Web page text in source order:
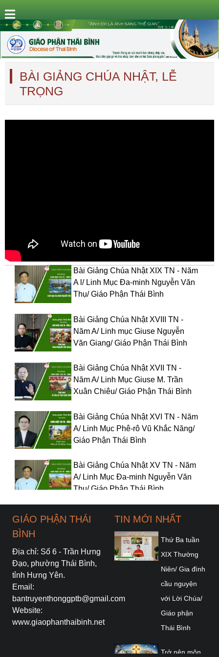
BÀI GIẢNG CHÚA NHẬT, LỄ
TRỌNG
Bài Giảng Chúa Nhật XIX TN - Năm
A l/ Linh Mục Đa-minh Nguyễn Văn
Thụ/ Giáo Phận Thái Bình
Bài Giảng Chúa Nhật XVIII TN -
Năm A/ Linh mục Giuse Nguyễn
Văn Giang/ Giáo Phận Thái Bình
Bài Giảng Chúa Nhật XVII TN -
Năm A/ Linh Mục Giuse M. Trần
Xuân Chiêu/ Giáo Phận Thái Bình
Bài Giảng Chúa Nhật XVI TN - Năm
A/ Linh Mục Phê-rô Vũ Khắc Năng/
Giáo Phận Thái Bình
Bài Giảng Chúa Nhật XV TN - Năm
A/ Linh Mục Đa-minh Nguyễn Văn
Thụ/ Giáo Phận Thái Bình
Bài Giảng Chúa Nhật XIV TN - Năm
Giang/ Giáo Phận Thái Bình
Ngày 29/6: Lễ thánh Phêrô và
Trần Xuân Chiêu/ Giáo Phận Thái
Bình
Bài Giảng Chúa Nhật XIII TN - Năm
A/ Linh mục Giuse Nguyễn Văn
GIÁO PHẬN THÁI
BÌNH
Địa chỉ: Số 6 - Trần Hưng
Đạo, phường Thái Bình,
tỉnh Hưng Yên.
Email:
bantruyenthonggptb@gmail.com
Website:
www.giaophanthaibinh.net
TIN MỚI NHẤT
Thứ Ba tuần
XIX Thường
Niên/ Gia đình
cầu nguyện
với Lời Chúa/
Giáo phận
Thái Bình
Trở nên môn